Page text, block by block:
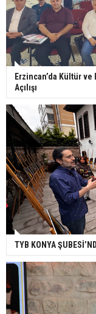
Erzincan’da Kültür
Açılışı
TYB KONYA